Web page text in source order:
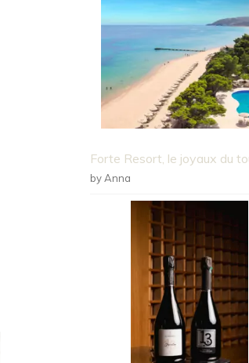
Forte Resort, le joyaux du
by Anna